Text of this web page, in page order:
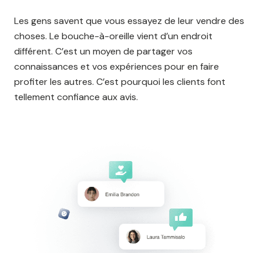
Les gens savent que vous essayez de leur vendre des
choses. Le bouche-à-oreille vient d’un endroit
différent. C’est un moyen de partager vos
connaissances et vos expériences pour en faire
profiter les autres. C’est pourquoi les clients font
tellement confiance aux avis.